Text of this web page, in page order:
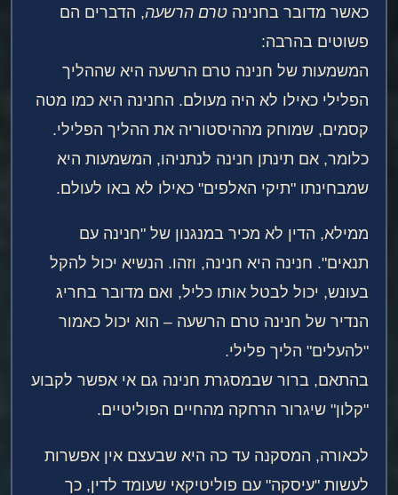
כאשר מדובר בחנינהטרם הרשעה, הדברים הם
פשוטים בהרבה:
המשמעות של חנינה טרם הרשעה היא שההליך
הפלילי כאילו לא היה מעולם. החנינה היא כמו מטה
קסמים, שמוחק מההיסטוריה את ההליך הפלילי.
כלומר, אם תינתן חנינה לנתניהו, המשמעות היא
שמבחינתו "תיקי האלפים" כאילו לא באו לעולם.
ממילא, הדין לא מכיר במנגנון של "חנינה עם
תנאים". חנינה היא חנינה, וזהו. הנשיא יכול להקל
בעונש, יכול לבטל אותו כליל, ואם מדובר בחריג
הנדיר של חנינה טרם הרשעה – הוא יכול כאמור
"להעלים" הליך פלילי.
בהתאם, ברור שבמסגרת חנינה גם אי אפשר לקבוע
"קלון" שיגרור הרחקה מהחיים הפוליטיים.
לכאורה, המסקנה עד כה היא שבעצם אין אפשרות
לעשות "עיסקה" עם פוליטיקאי שעומד לדין, כך